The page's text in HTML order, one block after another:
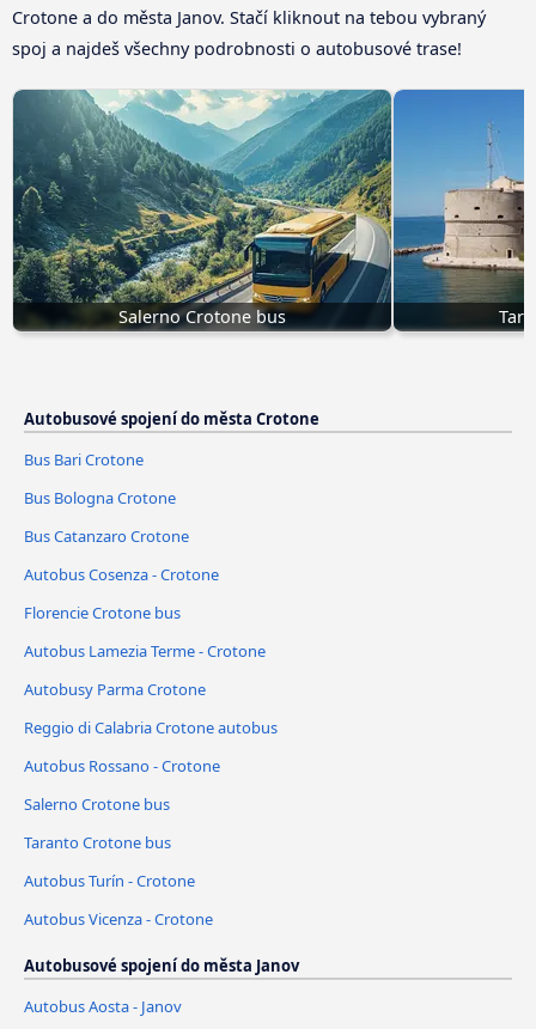
Crotone a do města Janov. Stačí kliknout na tebou vybraný
spoj a najdeš všechny podrobnosti o autobusové trase!
Salerno Crotone bus
Autobusové spojení do města Crotone
Bus Bari Crotone
Bus Bologna Crotone
Bus Catanzaro Crotone
Autobus Cosenza - Crotone
Florencie Crotone bus
Autobus Lamezia Terme - Crotone
Autobusy Parma Crotone
Reggio di Calabria Crotone autobus
Autobus Rossano - Crotone
Salerno Crotone bus
Taranto Crotone bus
Autobus Turín - Crotone
Autobus Vicenza - Crotone
Autobusové spojení do města Janov
Autobus Aosta - Janov